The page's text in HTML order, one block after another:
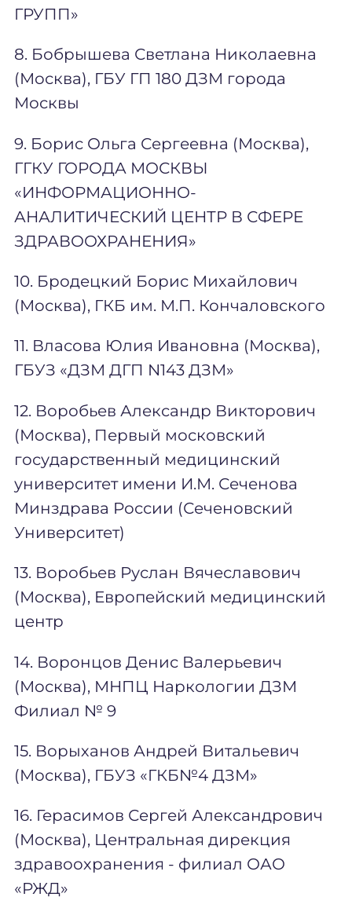
ГРУПП»
8. Бобрышева Светлана Николаевна
(Москва), ГБУ ГП 180 ДЗМ города
Москвы
9. Борис Ольга Сергеевна (Москва),
ГГКУ ГОРОДА МОСКВЫ
«ИНФОРМАЦИОННО-
АНАЛИТИЧЕСКИЙ ЦЕНТР В СФЕРЕ
ЗДРАВООХРАНЕНИЯ»
10. Бродецкий Борис Михайлович
(Москва), ГКБ им. М.П. Кончаловского
11. Власова Юлия Ивановна (Москва),
ГБУЗ «ДЗМ ДГП N143 ДЗМ»
12. Воробьев Александр Викторович
(Москва), Первый московский
государственный медицинский
университет имени И.М. Сеченова
Минздрава России (Сеченовский
Университет)
13. Воробьев Руслан Вячеславович
(Москва), Европейский медицинский
центр
14. Воронцов Денис Валерьевич
(Москва), МНПЦ Наркологии ДЗМ
Филиал № 9
15. Ворыханов Андрей Витальевич
(Москва), ГБУЗ «ГКБ№4 ДЗМ»
16. Герасимов Сергей Александрович
(Москва), Центральная дирекция
здравоохранения - филиал ОАО
«РЖД»